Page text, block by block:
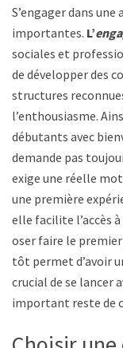
S’engager dans une
importantes. L’
sociales et
de développer des
structures
l’enthousiasme.
débutants avec
demande pas
exige une réelle
une première
elle facilite l’accès
oser faire le premier
tôt permet d’avoir
crucial de se lancer
important reste de